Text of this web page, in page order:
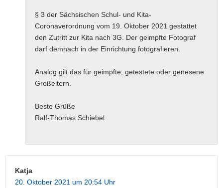
§ 3 der Sächsischen Schul- und Kita-
Coronaverordnung vom 19. Oktober 2021 gestattet
den Zutritt zur Kita nach 3G. Der geimpfte Fotograf
darf demnach in der Einrichtung fotografieren.
Analog gilt das für geimpfte, getestete oder genesene
Großeltern.
Beste Grüße
Ralf-Thomas Schiebel
Katja
20. Oktober 2021 um 20:54 Uhr